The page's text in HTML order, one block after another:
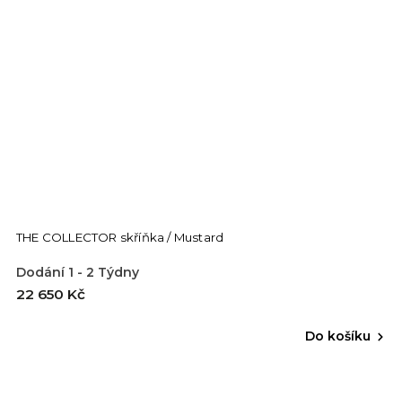
THE COLLECTOR skříňka / Mustard
Dodání 1 - 2 Týdny
22 650 Kč
Do košíku